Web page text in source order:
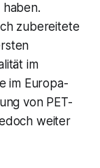
zubereitete
im
im Europa-
von PET-
weiter